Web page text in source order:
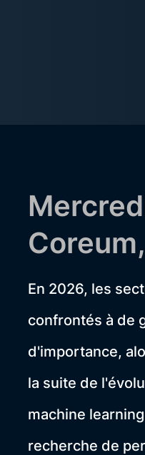
Coreum,
En 2026, les
confrontés à de
d'importance,
la suite de
machine
recherche de